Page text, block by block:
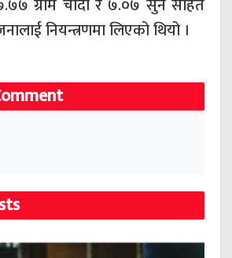
ग्राम चादी र ७.०७ सुन सहित
नियन्त्रणमा लिएको थियो ।